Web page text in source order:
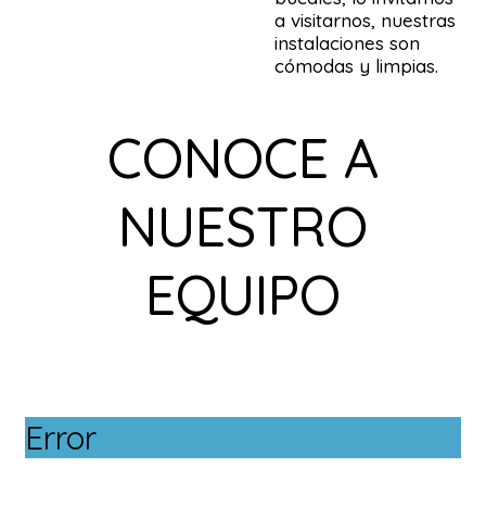
a visitarnos, nuestras
instalaciones son
cómodas y limpias.
CONOCE A
NUESTRO
EQUIPO
Error